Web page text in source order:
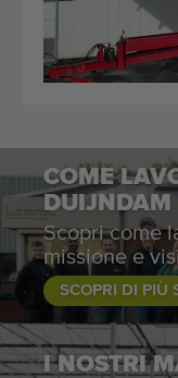
COME
DUIJNDAM
Scopri come
missione e
SCOPRI DI PIÙ
I NOSTRI